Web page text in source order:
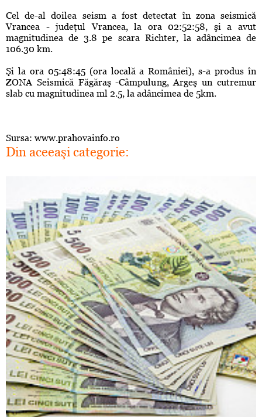
Cel de-al doilea seism a fost detectat în zona seismică
Vrancea - judeţul Vrancea, la ora 02:52:58, şi a avut
magnitudinea de 3.8 pe scara Richter, la adâncimea de
106.30 km.
Şi la ora 05:48:45 (ora locală a României), s-a produs în
ZONA Seismică Făgăraş -Câmpulung, Argeş un cutremur
slab cu magnitudinea ml 2.5, la adâncimea de 5km.
Sursa: www.prahovainfo.ro
Din aceeaşi categorie: